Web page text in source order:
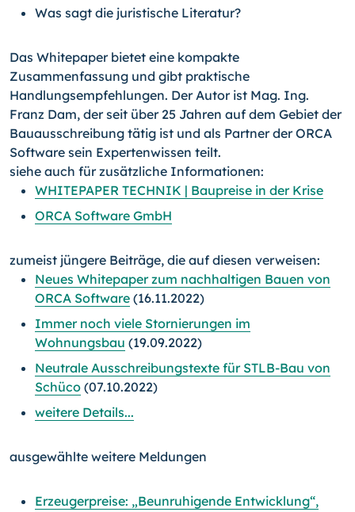
Was sagt die juristische Literatur?
Das Whitepaper bietet eine kompakte
Zusammenfassung und gibt praktische
Handlungsempfehlungen. Der Autor ist Mag. Ing.
Franz Dam, der seit über 25 Jahren auf dem Gebiet der
Bauausschreibung tätig ist und als Partner der ORCA
Software sein Expertenwissen teilt.
siehe auch für zusätzliche Informationen:
WHITEPAPER TECHNIK | Baupreise in der Krise
ORCA Software GmbH
zumeist jüngere Beiträge, die auf diesen verweisen:
Neues Whitepaper zum nachhaltigen Bauen von
ORCA Software (16.11.2022)
Immer noch viele Stornierungen im
Wohnungsbau (19.09.2022)
Neutrale Ausschreibungstexte für STLB-Bau von
Schüco (07.10.2022)
weitere Details...
ausgewählte weitere Meldungen
Erzeugerpreise: „Beunruhigende Entwicklung“,